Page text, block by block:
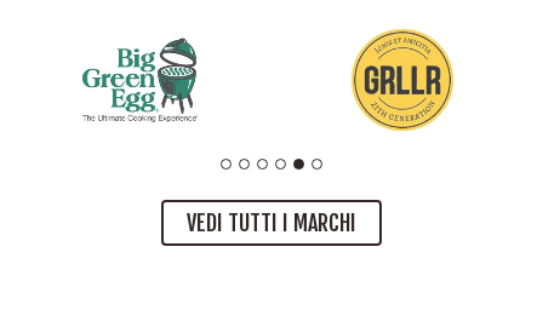
VEDI TUTTI I MARCHI